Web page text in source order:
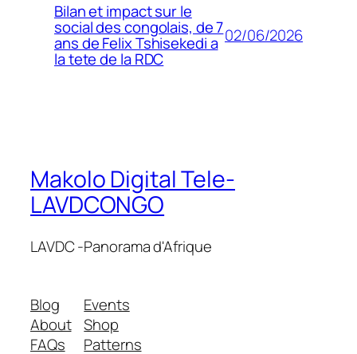
Bilan et impact sur le
social des congolais, de 7
ans de Felix Tshisekedi a
la tete de la RDC
02/06/2026
Makolo Digital Tele-
LAVDCONGO
LAVDC -Panorama d'Afrique
Blog
About
FAQs
Events
Shop
Patterns